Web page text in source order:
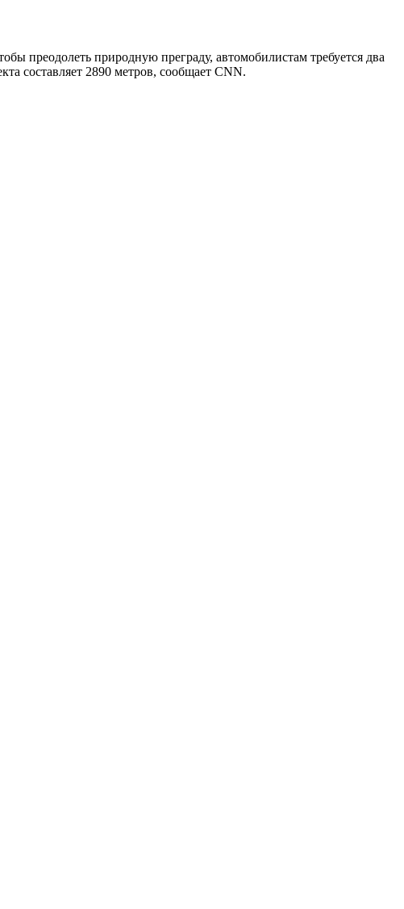
преодолеть природную преграду, автомобилистам требуется два
составляет 2890 метров, сообщает CNN.